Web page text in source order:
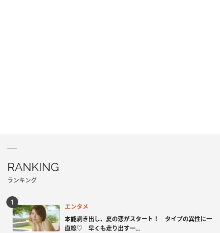
RANKING
ランキング
エンタメ
本能剥き出し、夏の恋がスタート！ タイプの異性に一
直線♡ 早くも走り出す一...